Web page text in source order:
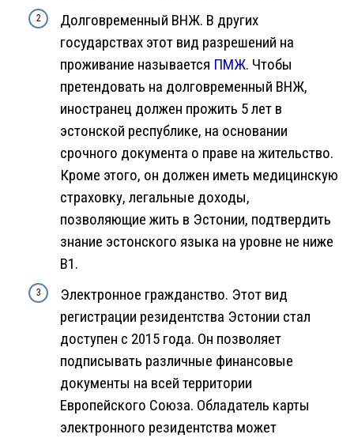
Долговременный ВНЖ. В других
государствах этот вид разрешений на
проживание называется ПМЖ. Чтобы
претендовать на долговременный ВНЖ,
иностранец должен прожить 5 лет в
эстонской республике, на основании
срочного документа о праве на жительство.
Кроме этого, он должен иметь медицинскую
страховку, легальные доходы,
позволяющие жить в Эстонии, подтвердить
знание эстонского языка на уровне не ниже
В1.
Электронное гражданство. Этот вид
регистрации резидентства Эстонии стал
доступен с 2015 года. Он позволяет
подписывать различные финансовые
документы на всей территории
Европейского Союза. Обладатель карты
электронного резидентства может